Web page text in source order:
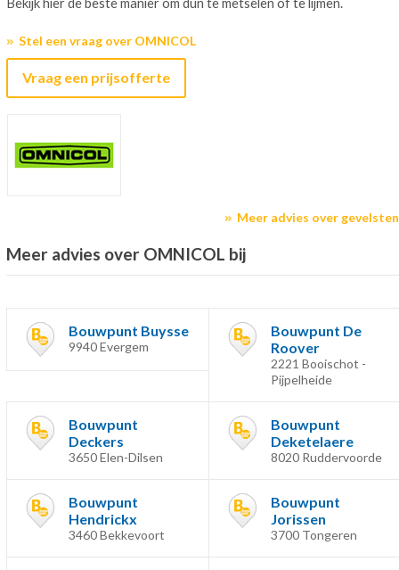
Meer advies over
Stel een vraag over OMNICOL
Vraag een prijsofferte
Meer advies over OMNICOL bij
Bouwpunt Buysse
9940 Evergem
Bouwpunt De
Roover
2221 Booischot -
Pijpelheide
Bouwpunt
Deckers
3650 Elen-Dilsen
Bouwpunt
Deketelaere
8020 Ruddervoorde
Bouwpunt
Hendrickx
3460 Bekkevoort
Bouwpunt
Jorissen
3700 Tongeren